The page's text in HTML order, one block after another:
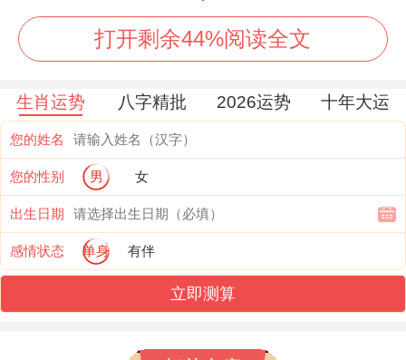
若是结为伴侣 - 婚后需要做到相互理解跟包
其次有需要做到忠.贞~与异性保持距离，多
一些安全感,避免吵架分居...
属鸡与属兔人之间的相冲关系，需要合理的
化解，改善室内风水布局 - 卧室床的摆放位
置也是狠关键 - 不要面向西南方与东北方 -
可在家里摆放五行八卦福，让气场流通~也
打开剩余44%阅读全文
生肖运势 八字精批 2026运势 十年大运
您的姓名
您的性别 男 女
出生日期
感情状态 单身 有伴
立即测算